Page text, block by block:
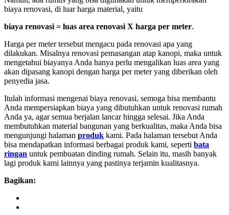
biaya renovasi, di luar harga material, yaitu
biaya renovasi = luas area renovasi X harga per meter.
Harga per meter tersebut mengacu pada renovasi apa yang
dilakukan. Misalnya renovasi pemasangan atap kanopi, maka untuk
mengetahui biayanya Anda hanya perlu mengalikan luas area yang
akan dipasang kanopi dengan harga per meter yang diberikan oleh
penyedia jasa.
Itulah informasi mengenai biaya renovasi, semoga bisa membantu
Anda mempersiapkan biaya yang dibutuhkan untuk renovasi rumah
Anda ya, agar semua berjalan lancar hingga selesai. Jika Anda
membutuhkan material bangunan yang berkualitas, maka Anda bisa
mengunjungi halaman produk kami. Pada halaman tersebut Anda
bisa mendapatkan informasi berbagai produk kami, seperti bata
ringan untuk pembuatan dinding rumah. Selain itu, masih banyak
lagi produk kami lainnya yang pastinya terjamin kualitasnya.
Bagikan: